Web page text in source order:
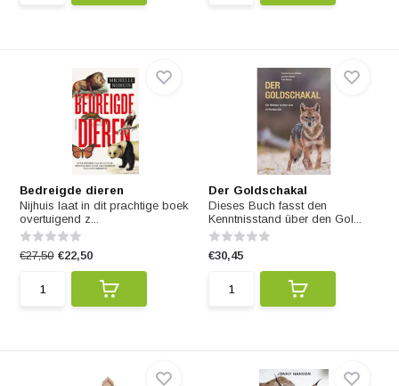
Bedreigde dieren
Nijhuis laat in dit prachtige boek
overtuigend z...
€27,50 €22,50
Der Goldschakal
Dieses Buch fasst den
Kenntnisstand über den Gol...
€30,45